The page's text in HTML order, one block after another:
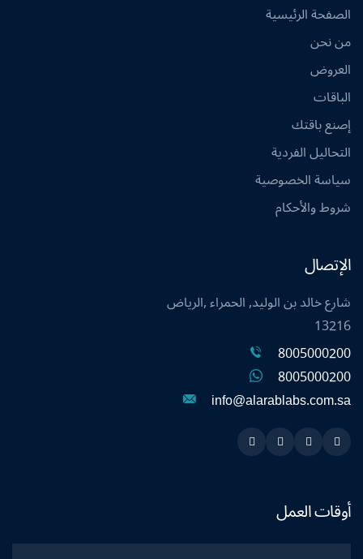
الصفحة الرئيسية
من نحن
العروض
الباقات
إصنع باقتك
التحاليل الفردية
سياسة الخصوصية
شروط والأحكام
الإتصال
شارع خالد بن الوليد, الحمراء ,الرياض
13216
8005000200
8005000200
info@alarablabs.com.sa
Snapchat
Twitter
Linkedin
Instagram
أوقات العمل